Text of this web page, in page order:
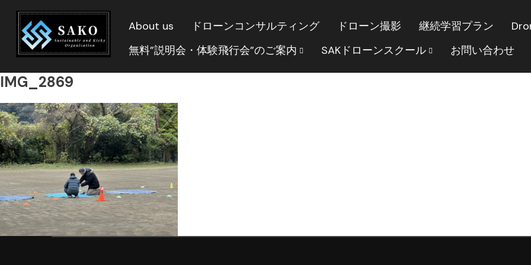
About us ドローンコンサルティング ドローン撮影 継続学習プラン
無料”説明会・体験飛行会”のご案内
SAKドローンスクール お問い合わせ
IMG_2869